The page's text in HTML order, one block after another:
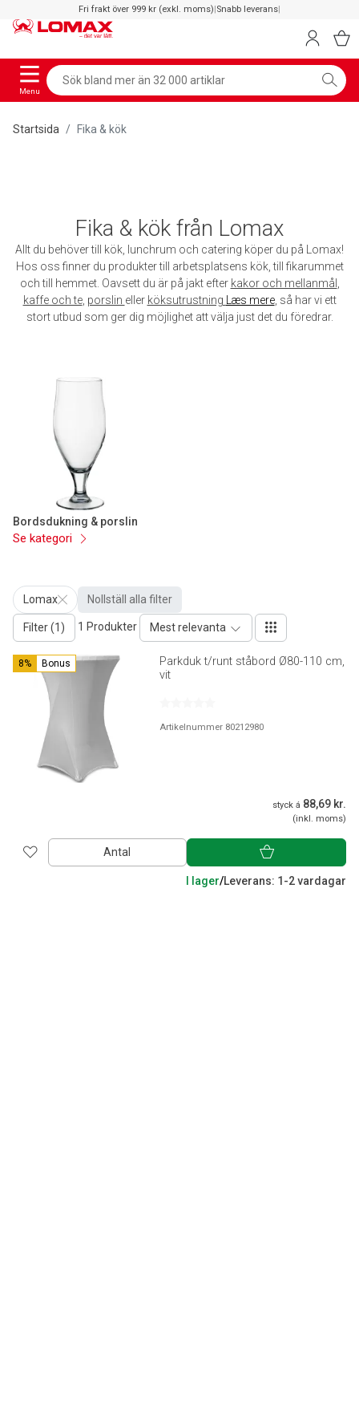
Fri frakt över 999 kr (exkl. moms)|Snabb leverans|
Menu
Startsida Fika & kök
Fika & kök från Lomax
Allt du behöver till kök, lunchrum och catering köper du på Lomax!
Hos oss finner du produkter till arbetsplatsens kök, till fikarummet
och till hemmet. Oavsett du är på jakt efter kakor och mellanmål
kaffe och te, porslin eller köksutrustning Læs mere, så har vi ett
stort utbud som ger dig möjlighet att välja just det du föredrar.
Bordsdukning & porslin
Se kategori
Lomax Nollställ alla filter
Filter (1) 1 Produkter Mest relevanta
8% Bonus
Parkduk t/runt ståbord Ø80-110 cm,
vit
Artikelnummer 80212980
styck á 88,69 kr.
(inkl. moms)
Antal
I lager/Leverans: 1-2 vardagar